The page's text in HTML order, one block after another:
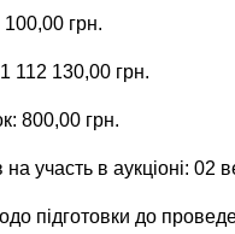
грн.
112 130,00 грн.
800,00 грн.
на участь в аукціоні:
підготовки до